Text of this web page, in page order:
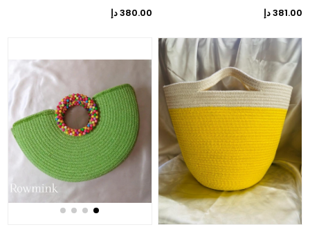
381.00 دإ
380.00 دإ